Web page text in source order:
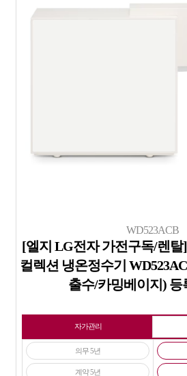
WD523ACB
[엘지 LG전자 가전구독/렌탈
컬렉션 냉온정수기
출수/카밍베이지) 등
자가관리
의무 5년
계약 5년